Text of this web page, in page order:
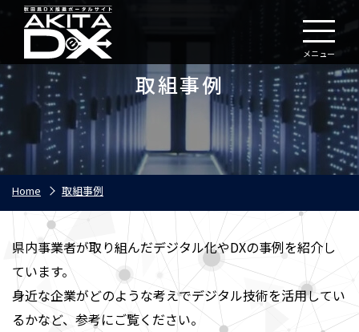
メニュー
取組事例
Home 取組事例
県内事業者が取り組んだデジタル化やDXの事例を紹介し
ています。
身近な企業がどのような考えでデジタル技術を活用してい
るかなど、参考にご覧ください。